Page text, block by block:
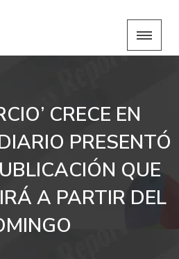
CRECE EN
PRESENTÓ
QUE
A PARTIR DEL